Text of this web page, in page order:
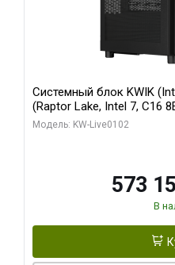
Системный блок KWIK
(Raptor Lake, Intel 7, C16
модуля)/ Afox RTX4090
Модель: KW-Live0102
573
В